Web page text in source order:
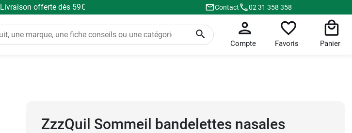
Livraison offerte dès 59€ Contact 02 31 358 358
Compte Favoris Panier
ZzzQuil Sommeil bandelettes nasales